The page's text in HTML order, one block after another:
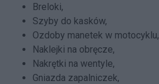
Breloki,
Szyby do kasków,
Ozdoby manetek w motocyklu,
Naklejki na obręcze,
Nakrętki na wentyle,
Gniazda zapalniczek,